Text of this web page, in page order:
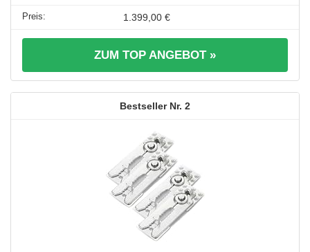
1.399,00 €
ZUM TOP ANGEBOT »
2